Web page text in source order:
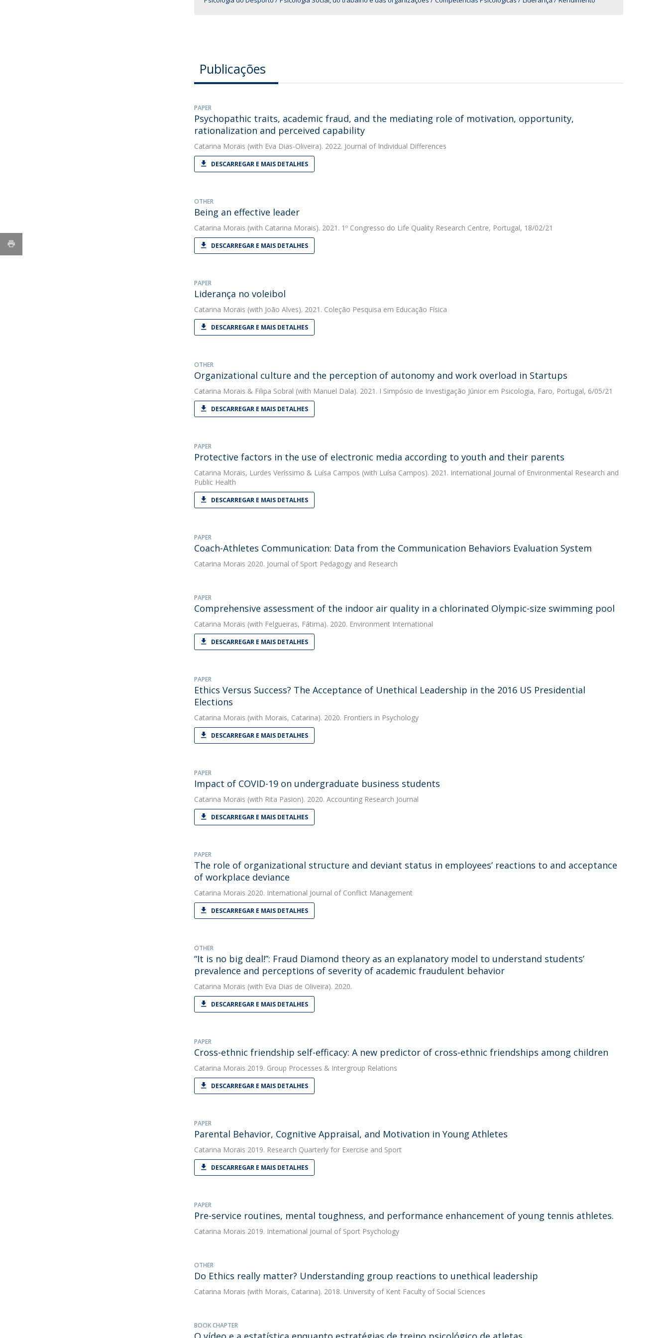
Publicações
PAPER
Psychopathic traits, academic fraud, and the mediating role of motivation, opportunity,
rationalization and perceived capability
Catarina Morais (with Eva Dias-Oliveira). 2022. Journal of Individual Differences
DESCARREGAR E MAIS DETALHES
OTHER
Being an effective leader
Catarina Morais (with Catarina Morais). 2021. 1º Congresso do Life Quality Research Centre, Portugal, 18/02/21
DESCARREGAR E MAIS DETALHES
PAPER
Liderança no voleibol
Catarina Morais (with João Alves). 2021. Coleção Pesquisa em Educação Física
DESCARREGAR E MAIS DETALHES
OTHER
Organizational culture and the perception of autonomy and work overload in Startups
Catarina Morais & Filipa Sobral (with Manuel Dala). 2021. I Simpósio de Investigação Júnior em Psicologia, Faro, Portugal, 6/05/21
DESCARREGAR E MAIS DETALHES
PAPER
Protective factors in the use of electronic media according to youth and their parents
Catarina Morais, Lurdes Veríssimo & Luísa Campos (with Luísa Campos). 2021. International Journal of Environmental Research and
Public Health
DESCARREGAR E MAIS DETALHES
PAPER
Coach-Athletes Communication: Data from the Communication Behaviors Evaluation System
Catarina Morais 2020. Journal of Sport Pedagogy and Research
PAPER
Comprehensive assessment of the indoor air quality in a chlorinated Olympic-size swimming pool
Catarina Morais (with Felgueiras, Fátima). 2020. Environment International
DESCARREGAR E MAIS DETALHES
PAPER
Ethics Versus Success? The Acceptance of Unethical Leadership in the 2016 US Presidential
Elections
Catarina Morais (with Morais, Catarina). 2020. Frontiers in Psychology
DESCARREGAR E MAIS DETALHES
PAPER
Impact of COVID-19 on undergraduate business students
Catarina Morais (with Rita Pasion). 2020. Accounting Research Journal
DESCARREGAR E MAIS DETALHES
PAPER
The role of organizational structure and deviant status in employees’ reactions to and acceptance
of workplace deviance
Catarina Morais 2020. International Journal of Conflict Management
DESCARREGAR E MAIS DETALHES
OTHER
“It is no big deal!”: Fraud Diamond theory as an explanatory model to understand students’
prevalence and perceptions of severity of academic fraudulent behavior
Catarina Morais (with Eva Dias de Oliveira). 2020.
DESCARREGAR E MAIS DETALHES
PAPER
Cross-ethnic friendship self-efficacy: A new predictor of cross-ethnic friendships among children
Catarina Morais 2019. Group Processes & Intergroup Relations
DESCARREGAR E MAIS DETALHES
PAPER
Parental Behavior, Cognitive Appraisal, and Motivation in Young Athletes
Catarina Morais 2019. Research Quarterly for Exercise and Sport
DESCARREGAR E MAIS DETALHES
PAPER
Pre-service routines, mental toughness, and performance enhancement of young tennis athletes.
Catarina Morais 2019. International Journal of Sport Psychology
OTHER
Do Ethics really matter? Understanding group reactions to unethical leadership
Catarina Morais (with Morais, Catarina). 2018. University of Kent Faculty of Social Sciences
BOOK CHAPTER